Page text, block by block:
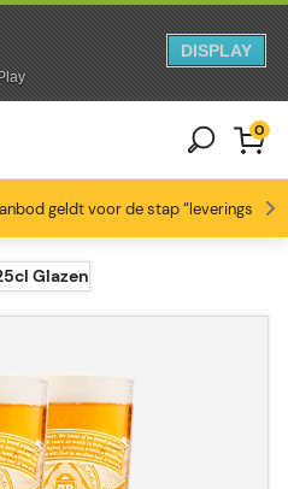
DISPLAY
Doorgaan naar artikel
Overslaan naar voettekst
geldt voor de stap “leveringswijze
levering
vanaf 3 vaten!
op ons 4.6/5
0
Glazen